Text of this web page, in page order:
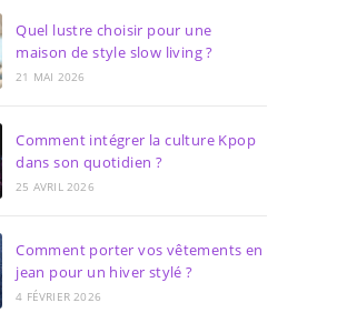
Quel lustre choisir pour une
maison de style slow living ?
21 MAI 2026
Comment intégrer la culture Kpop
dans son quotidien ?
25 AVRIL 2026
Comment porter vos vêtements en
jean pour un hiver stylé ?
4 FÉVRIER 2026